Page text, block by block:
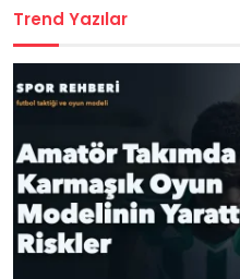
Trend Yazılar